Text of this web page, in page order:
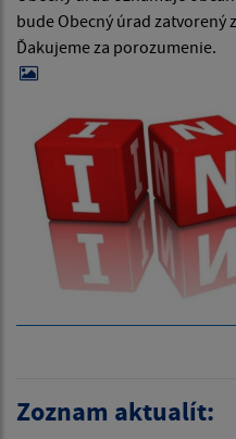
bude Obecný úrad zatvorený
Ďakujeme za porozumenie.
Zoznam aktualít: